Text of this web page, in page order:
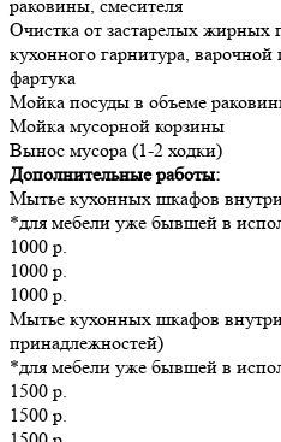
раковины, смесителя
Очистка от застарелых жирных
кухонного гарнитура,
фартука
Мойка посуды в объеме
Мойка мусорной корзины
Вынос мусора (1-2 ходки)
Дополнительные работы:
Мытье кухонных шкафов
*для мебели уже бывшей в
1000 р.
1000 р.
1000 р.
Мытье кухонных шкафов внутри
принадлежностей)
*для мебели уже бывшей в
1500 р.
1500 р.